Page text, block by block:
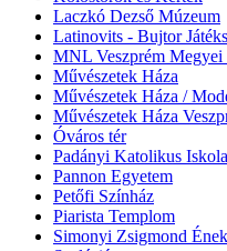
Laczkó Dezső Múzeum
Latinovits - Bujtor
MNL Veszprém Megyei
Művészetek Háza
Művészetek Háza /
Művészetek Háza
Óváros tér
Padányi Katolikus Iskola
Pannon Egyetem
Petőfi Színház
Piarista Templom
Simonyi Zsigmond